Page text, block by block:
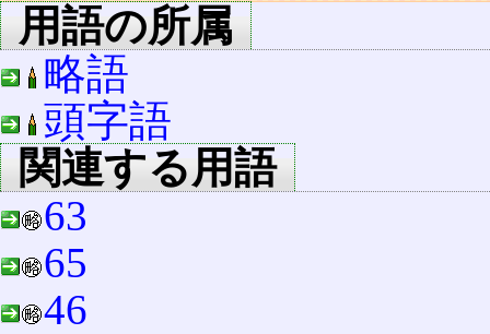
用語の所属
略語
頭字語
関連する用語
63
65
46